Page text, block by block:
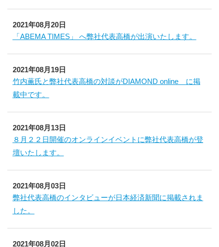
2021年08月20日
「ABEMA TIMES」 へ弊社代表高橋が出演いたします。
2021年08月19日
竹内薫氏と弊社代表高橋の対談がDIAMOND online に掲
載中です。
2021年08月13日
８月２２日開催のオンラインイベントに弊社代表高橋が登
壇いたします。
2021年08月03日
弊社代表高橋のインタビューが日本経済新聞に掲載されま
した。
2021年08月02日